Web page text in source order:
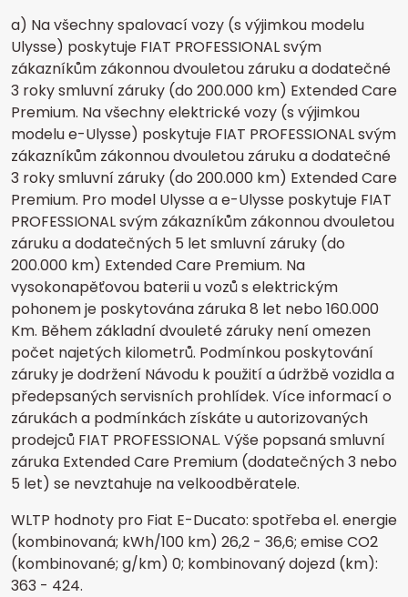
a) Na všechny spalovací vozy (s výjimkou modelu
Ulysse) poskytuje FIAT PROFESSIONAL svým
zákazníkům zákonnou dvouletou záruku a dodatečné
3 roky smluvní záruky (do 200.000 km) Extended Care
Premium. Na všechny elektrické vozy (s výjimkou
modelu e-Ulysse) poskytuje FIAT PROFESSIONAL svým
zákazníkům zákonnou dvouletou záruku a dodatečné
3 roky smluvní záruky (do 200.000 km) Extended Care
Premium. Pro model Ulysse a e-Ulysse poskytuje FIAT
PROFESSIONAL svým zákazníkům zákonnou dvouletou
záruku a dodatečných 5 let smluvní záruky (do
200.000 km) Extended Care Premium. Na
vysokonapěťovou baterii u vozů s elektrickým
pohonem je poskytována záruka 8 let nebo 160.000
Km. Během základní dvouleté záruky není omezen
počet najetých kilometrů. Podmínkou poskytování
záruky je dodržení Návodu k použití a údržbě vozidla a
předepsaných servisních prohlídek. Více informací o
zárukách a podmínkách získáte u autorizovaných
prodejců FIAT PROFESSIONAL. Výše popsaná smluvní
záruka Extended Care Premium (dodatečných 3 nebo
5 let) se nevztahuje na velkoodběratele.
WLTP hodnoty pro Fiat E-Ducato: spotřeba el. energie
(kombinovaná; kWh/100 km) 26,2 - 36,6; emise CO2
(kombinované; g/km) 0; kombinovaný dojezd (km):
363 - 424.